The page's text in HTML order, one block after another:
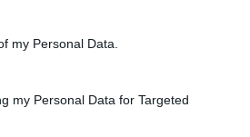
my Personal Data.
my Personal Data for Targeted
z przedstawicielami
nazywając go po